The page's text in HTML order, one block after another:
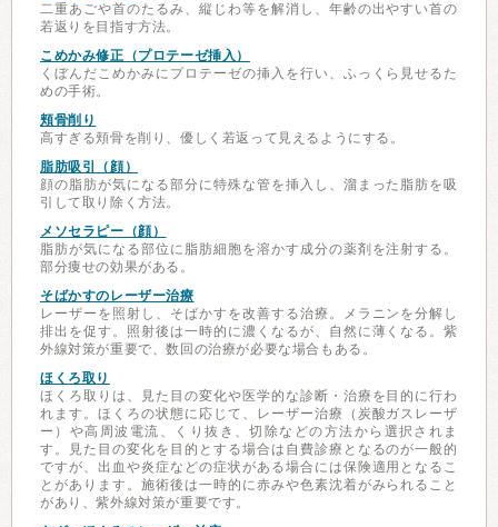
二重あごや首のたるみ、縦じわ等を解消し、年齢の出やすい首の
若返りを目指す方法。
こめかみ修正（プロテーゼ挿入）
くぼんだこめかみにプロテーゼの挿入を行い、ふっくら見せるた
めの手術。
頬骨削り
高すぎる頬骨を削り、優しく若返って見えるようにする。
脂肪吸引（顔）
顔の脂肪が気になる部分に特殊な管を挿入し、溜まった脂肪を吸
引して取り除く方法。
メソセラピー（顔）
脂肪が気になる部位に脂肪細胞を溶かす成分の薬剤を注射する。
部分痩せの効果がある。
そばかすのレーザー治療
レーザーを照射し、そばかすを改善する治療。メラニンを分解し
排出を促す。照射後は一時的に濃くなるが、自然に薄くなる。紫
外線対策が重要で、数回の治療が必要な場合もある。
ほくろ取り
ほくろ取りは、見た目の変化や医学的な診断・治療を目的に行わ
れます。ほくろの状態に応じて、レーザー治療（炭酸ガスレーザ
ー）や高周波電流、くり抜き、切除などの方法から選択されま
す。見た目の変化を目的とする場合は自費診療となるのが一般的
ですが、出血や炎症などの症状がある場合には保険適用となるこ
とがあります。施術後は一時的に赤みや色素沈着がみられること
があり、紫外線対策が重要です。